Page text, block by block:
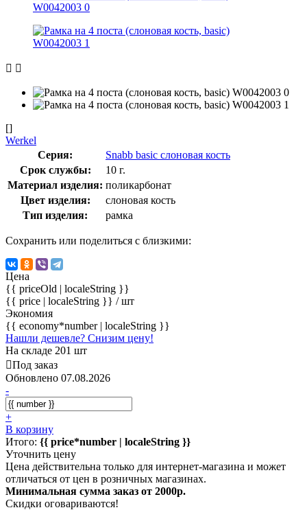
[]
Werkel
Серия:
Snabb basic слоновая кость
Срок службы:
10 г.
Материал изделия: поликарбонат
Цвет изделия:
слоновая кость
Тип изделия:
рамка
Сохранить или поделиться с близкими:
Цена
{{ priceOld | localeString }}
{{ price | localeString }} / шт
Экономия
{{ economy*number | localeString }}
Нашли дешевле? Снизим цену!
На складе 201 шт
Под заказ
Обновлено 07.08.2026
-
+
В корзину
Итого: {{ price*number | localeString }}
Уточнить цену
Цена действительна только для интернет-магазина и может
отличаться от цен в розничных магазинах.
Минимальная сумма заказ от 2000р.
Скидки оговариваются!